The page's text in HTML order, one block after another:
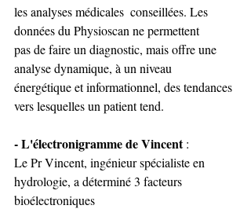
les analyses médicales  conseillées. Les
données du Physioscan ne permettent
pas de faire un diagnostic, mais offre une
analyse dynamique, à un niveau
énergétique et informationnel, des tendances
vers lesquelles un patient tend.
- L'électronigramme de Vincent :
Le Pr Vincent, ingénieur spécialiste en
hydrologie, a déterminé 3 facteurs
bioélectroniques